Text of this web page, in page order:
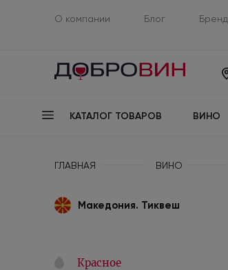
О компании Блог
КАТАЛОГ ТОВАРОВ ВИНО
ГЛАВНАЯ ВИНО
Македония. Тиквеш
Красное